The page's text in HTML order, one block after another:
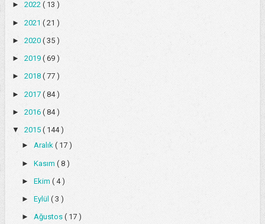
► 2022 ( 13 )
► 2021 ( 21 )
► 2020 ( 35 )
► 2019 ( 69 )
► 2018 ( 77 )
► 2017 ( 84 )
► 2016 ( 84 )
▼ 2015 ( 144 )
► Aralık ( 17 )
► Kasım ( 8 )
► Ekim ( 4 )
► Eylül ( 3 )
► Ağustos ( 17 )